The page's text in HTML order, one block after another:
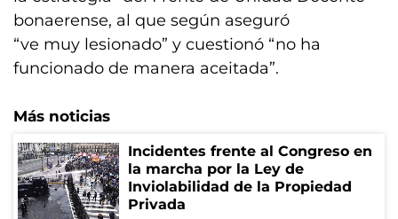
bonaerense, al que según aseguró
“ve muy lesionado” y cuestionó “no ha
funcionado de manera aceitada”.
Más noticias
Incidentes frente al Congreso en
la marcha por la Ley de
Inviolabilidad de la Propiedad
Privada